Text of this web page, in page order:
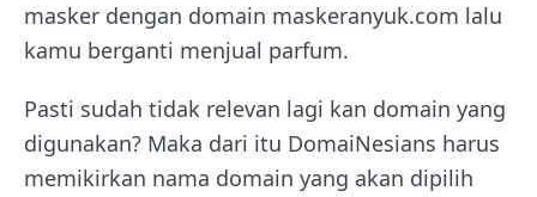
masker dengan domain maskeranyuk.com lalu
kamu berganti menjual parfum.
Pasti sudah tidak relevan lagi kan domain yang
digunakan? Maka dari itu DomaiNesians harus
memikirkan nama domain yang akan dipilih